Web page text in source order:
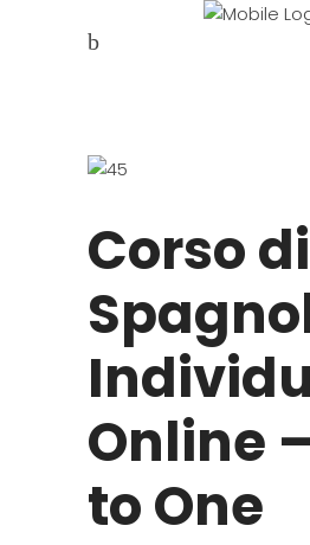
Corso di
Online
to One